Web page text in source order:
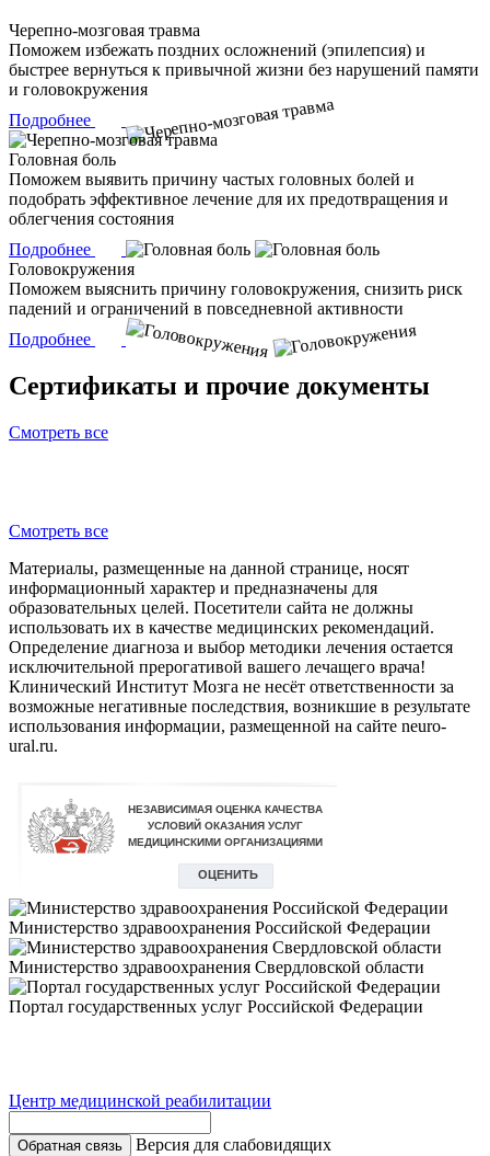
Черепно-мозговая травма
Поможем избежать поздних осложнений (эпилепсия) и
быстрее вернуться к привычной жизни без нарушений памяти
и головокружения
Подробнее
Головная боль
Поможем выявить причину частых головных болей и
подобрать эффективное лечение для их предотвращения и
облегчения состояния
Подробнее
Головокружения
Поможем выяснить причину головокружения, снизить риск
падений и ограничений в повседневной активности
Подробнее
Сертификаты и прочие документы
Смотреть все
Смотреть все
Материалы, размещенные на данной странице, носят
информационный характер и предназначены для
образовательных целей. Посетители сайта не должны
использовать их в качестве медицинских рекомендаций.
Определение диагноза и выбор методики лечения остается
исключительной прерогативой вашего лечащего врача!
Клинический Институт Мозга не несёт ответственности за
возможные негативные последствия, возникшие в результате
использования информации, размещенной на сайте neuro-
ural.ru.
Министерство здравоохранения Российской Федерации
Министерство здравоохранения Свердловской области
Портал государственных услуг Российской Федерации
Центр медицинской реабилитации
Обратная связь
Версия для слабовидящих